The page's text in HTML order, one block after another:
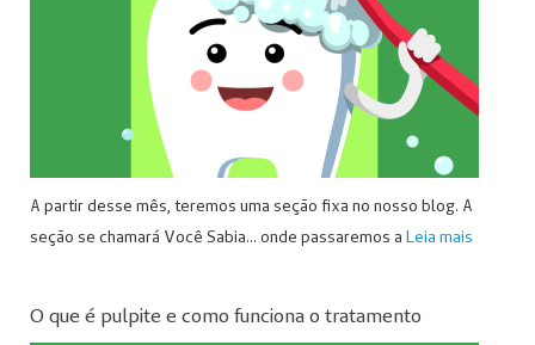
A partir desse mês, teremos uma seção fixa no nosso blog. A
seção se chamará Você Sabia… onde passaremos a Leia mais
O que é pulpite e como funciona o tratamento